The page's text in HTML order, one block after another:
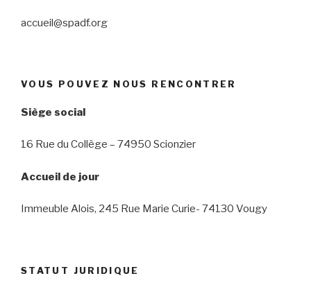
accueil@spadf.org
VOUS POUVEZ NOUS RENCONTRER
Siège social
16 Rue du Collège – 74950 Scionzier
Accueil de jour
Immeuble Alois, 245 Rue Marie Curie- 74130 Vougy
STATUT JURIDIQUE